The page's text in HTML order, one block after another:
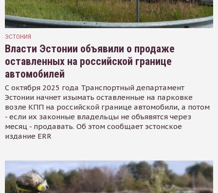
ЭСТОНИЯ
Власти Эстонии объявили о продаже
оставленных на российской границе
автомобилей
С октября 2025 года Транспортный департамент
Эстонии начнет изымать оставленные на парковке
возле КПП на российской границе автомобили, а потом
- если их законные владельцы не объявятся через
месяц - продавать. Об этом сообщает эстонское
издание ERR